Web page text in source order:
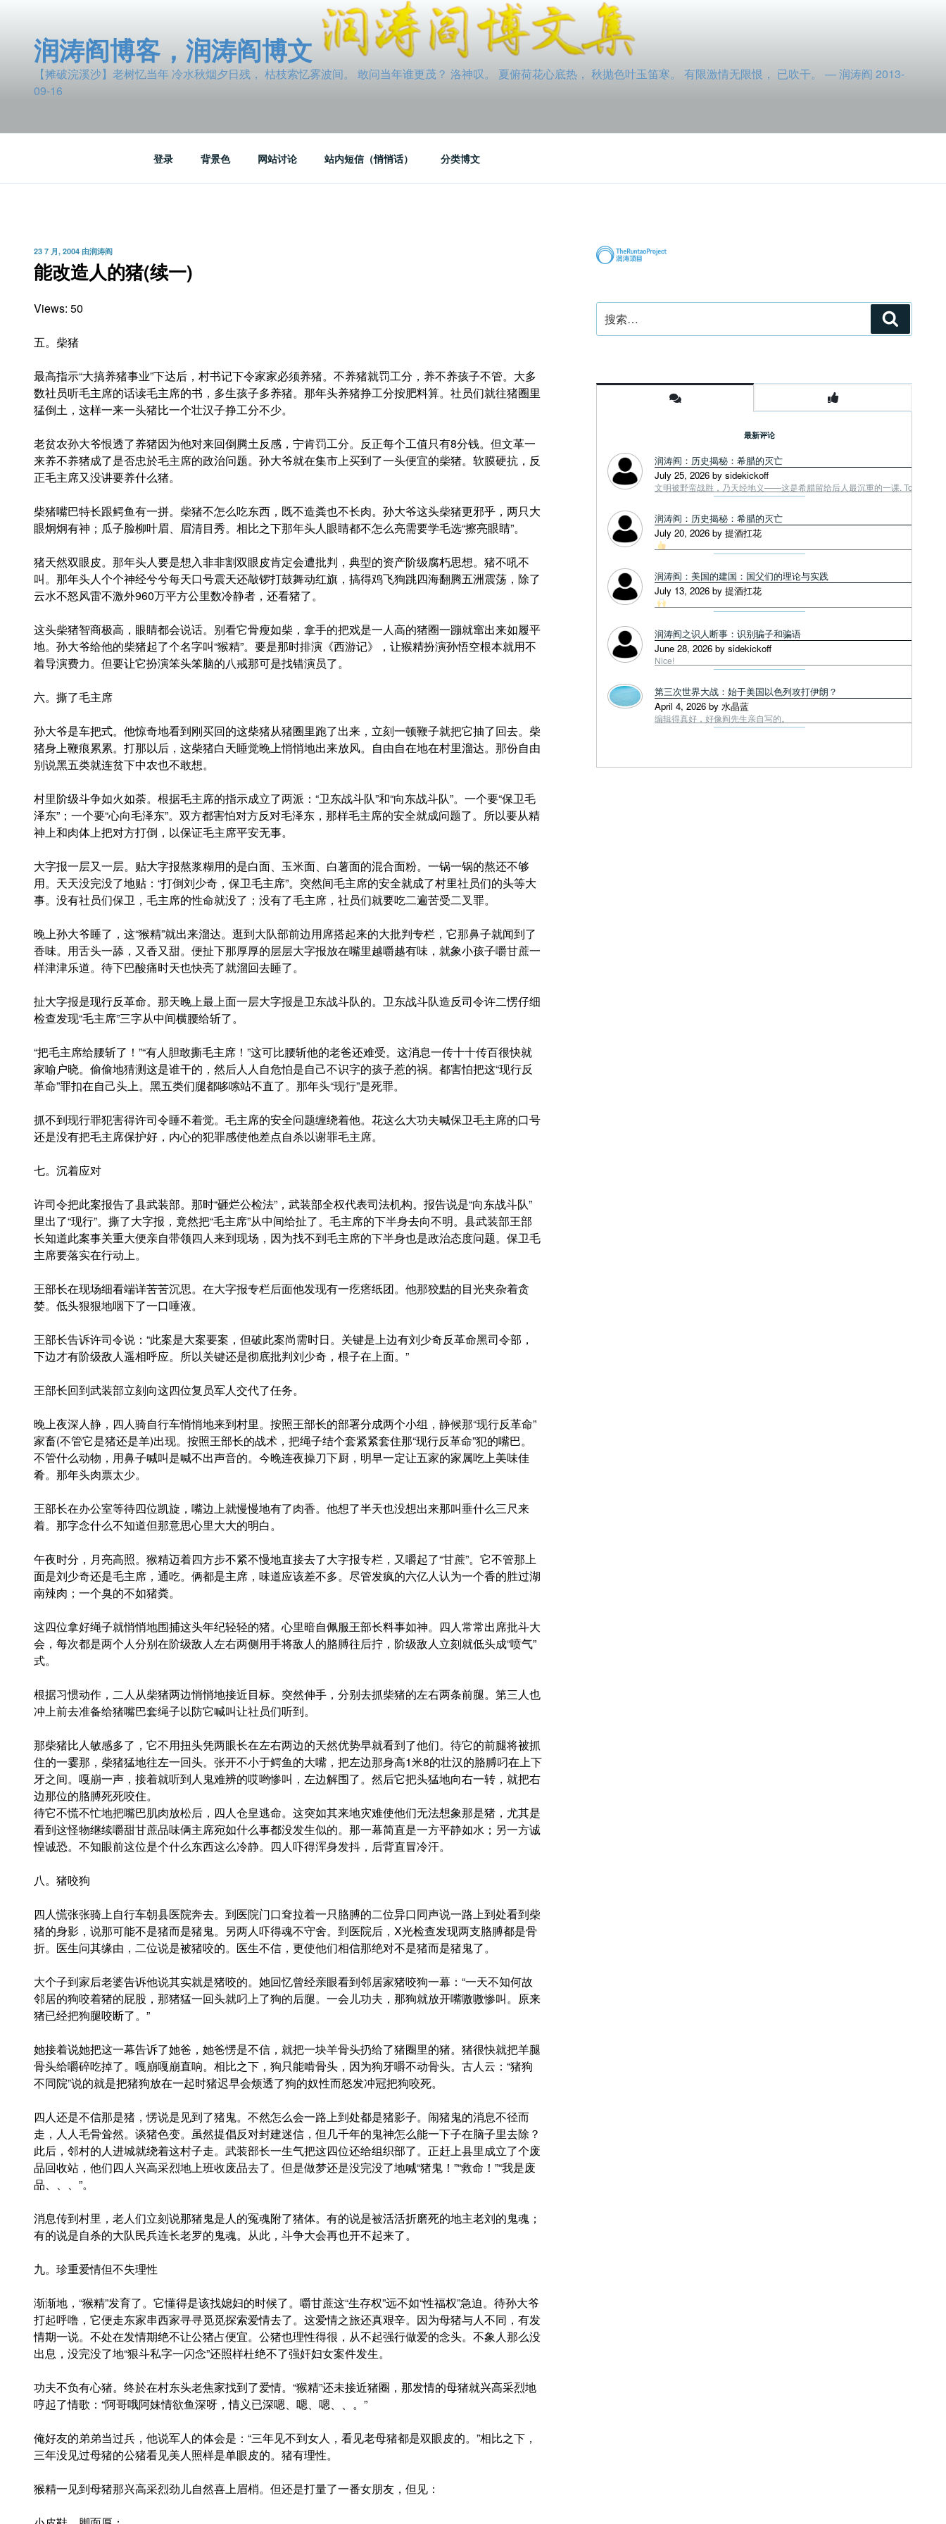
润涛阎博客，润涛阎博文
【摊破浣溪沙】老树忆当年 冷水秋烟夕日残， 枯枝索忆雾波间。 敢问当年谁更茂？ 洛神叹。 夏俯荷花心底热， 秋抛色叶玉笛寒。 有限激情无限恨， 已吹干。 — 润涛阎 2013-
09-16
登录 背景色 网站讨论 站内短信（悄悄话） 分类博文
发
布
于
23 7 月, 2004 由润涛阎
能改造人的猪(续一)
Views: 50
五。柴猪
最高指示“大搞养猪事业”下达后，村书记下令家家必须养猪。不养猪就罚工分，养不养孩子不管。大多
数社员听毛主席的话读毛主席的书，多生孩子多养猪。那年头养猪挣工分按肥料算。社员们就往猪圈里
猛倒土，这样一来一头猪比一个壮汉子挣工分不少。
老贫农孙大爷恨透了养猪因为他对来回倒腾土反感，宁肯罚工分。反正每个工值只有8分钱。但文革一
来养不养猪成了是否忠於毛主席的政治问题。孙大爷就在集市上买到了一头便宜的柴猪。软膜硬抗，反
正毛主席又没讲要养什么猪。
柴猪嘴巴特长跟鳄鱼有一拼。柴猪不怎么吃东西，既不造粪也不长肉。孙大爷这头柴猪更邪乎，两只大
眼炯炯有神；瓜子脸柳叶眉、眉清目秀。相比之下那年头人眼睛都不怎么亮需要学毛选“擦亮眼睛”。
猪天然双眼皮。那年头人要是想入非非割双眼皮肯定会遭批判，典型的资产阶级腐朽思想。猪不吼不
叫。那年头人个个神经兮兮每天口号震天还敲锣打鼓舞动红旗，搞得鸡飞狗跳四海翻腾五洲震荡，除了
云水不怒风雷不激外960万平方公里数冷静者，还看猪了。
这头柴猪智商极高，眼睛都会说话。别看它骨瘦如柴，拿手的把戏是一人高的猪圈一蹦就窜出来如履平
地。孙大爷给他的柴猪起了个名字叫“猴精”。要是那时排演《西游记》，让猴精扮演孙悟空根本就用不
着导演费力。但要让它扮演笨头笨脑的八戒那可是找错演员了。
六。撕了毛主席
孙大爷是车把式。他惊奇地看到刚买回的这柴猪从猪圈里跑了出来，立刻一顿鞭子就把它抽了回去。柴
猪身上鞭痕累累。打那以后，这柴猪白天睡觉晚上悄悄地出来放风。自由自在地在村里溜达。那份自由
别说黑五类就连贫下中农也不敢想。
村里阶级斗争如火如荼。根据毛主席的指示成立了两派：“卫东战斗队”和“向东战斗队”。一个要“保卫毛
泽东”；一个要“心向毛泽东”。双方都害怕对方反对毛泽东，那样毛主席的安全就成问题了。所以要从精
神上和肉体上把对方打倒，以保证毛主席平安无事。
大字报一层又一层。贴大字报熬浆糊用的是白面、玉米面、白薯面的混合面粉。一锅一锅的熬还不够
用。天天没完没了地贴：“打倒刘少奇，保卫毛主席”。突然间毛主席的安全就成了村里社员们的头等大
事。没有社员们保卫，毛主席的性命就没了；没有了毛主席，社员们就要吃二遍苦受二叉罪。
晚上孙大爷睡了，这“猴精”就出来溜达。逛到大队部前边用席搭起来的大批判专栏，它那鼻子就闻到了
香味。用舌头一舔，又香又甜。便扯下那厚厚的层层大字报放在嘴里越嚼越有味，就象小孩子嚼甘蔗一
样津津乐道。待下巴酸痛时天也快亮了就溜回去睡了。
扯大字报是现行反革命。那天晚上最上面一层大字报是卫东战斗队的。卫东战斗队造反司令许二愣仔细
检查发现“毛主席”三字从中间横腰给斩了。
“把毛主席给腰斩了！”“有人胆敢撕毛主席！”这可比腰斩他的老爸还难受。这消息一传十十传百很快就
家喻户晓。偷偷地猜测这是谁干的，然后人人自危怕是自己不识字的孩子惹的祸。都害怕把这“现行反
革命”罪扣在自己头上。黑五类们腿都哆嗦站不直了。那年头“现行”是死罪。
抓不到现行罪犯害得许司令睡不着觉。毛主席的安全问题缠绕着他。花这么大功夫喊保卫毛主席的口号
还是没有把毛主席保护好，内心的犯罪感使他差点自杀以谢罪毛主席。
七。沉着应对
许司令把此案报告了县武装部。那时“砸烂公检法”，武装部全权代表司法机构。报告说是“向东战斗队”
里出了“现行”。撕了大字报，竟然把“毛主席”从中间给扯了。毛主席的下半身去向不明。县武装部王部
长知道此案事关重大便亲自带领四人来到现场，因为找不到毛主席的下半身也是政治态度问题。保卫毛
主席要落实在行动上。
王部长在现场细看端详苦苦沉思。在大字报专栏后面他发现有一疙瘩纸团。他那狡黠的目光夹杂着贪
婪。低头狠狠地咽下了一口唾液。
王部长告诉许司令说：“此案是大案要案，但破此案尚需时日。关键是上边有刘少奇反革命黑司令部，
下边才有阶级敌人遥相呼应。所以关键还是彻底批判刘少奇，根子在上面。”
王部长回到武装部立刻向这四位复员军人交代了任务。
晚上夜深人静，四人骑自行车悄悄地来到村里。按照王部长的部署分成两个小组，静候那“现行反革命”
家畜(不管它是猪还是羊)出现。按照王部长的战术，把绳子结个套紧紧套住那“现行反革命”犯的嘴巴。
不管什么动物，用鼻子喊叫是喊不出声音的。今晚连夜操刀下厨，明早一定让五家的家属吃上美味佳
肴。那年头肉票太少。
王部长在办公室等待四位凯旋，嘴边上就慢慢地有了肉香。他想了半天也没想出来那叫垂什么三尺来
着。那字念什么不知道但那意思心里大大的明白。
午夜时分，月亮高照。猴精迈着四方步不紧不慢地直接去了大字报专栏，又嚼起了“甘蔗”。它不管那上
面是刘少奇还是毛主席，通吃。俩都是主席，味道应该差不多。尽管发疯的六亿人认为一个香的胜过湖
南辣肉；一个臭的不如猪粪。
这四位拿好绳子就悄悄地围捕这头年纪轻轻的猪。心里暗自佩服王部长料事如神。四人常常出席批斗大
会，每次都是两个人分别在阶级敌人左右两侧用手将敌人的胳膊往后拧，阶级敌人立刻就低头成“喷气”
式。
根据习惯动作，二人从柴猪两边悄悄地接近目标。突然伸手，分别去抓柴猪的左右两条前腿。第三人也
冲上前去准备给猪嘴巴套绳子以防它喊叫让社员们听到。
那柴猪比人敏感多了，它不用扭头凭两眼长在左右两边的天然优势早就看到了他们。待它的前腿将被抓
住的一霎那，柴猪猛地往左一回头。张开不小于鳄鱼的大嘴，把左边那身高1米8的壮汉的胳膊叼在上下
牙之间。嘎崩一声，接着就听到人鬼难辨的哎哟惨叫，左边解围了。然后它把头猛地向右一转，就把右
边那位的胳膊死死咬住。
待它不慌不忙地把嘴巴肌肉放松后，四人仓皇逃命。这突如其来地灾难使他们无法想象那是猪，尤其是
看到这怪物继续嚼甜甘蔗品味俩主席宛如什么事都没发生似的。那一幕简直是一方平静如水；另一方诚
惶诚恐。不知眼前这位是个什么东西这么冷静。四人吓得浑身发抖，后背直冒冷汗。
八。猪咬狗
四人慌张张骑上自行车朝县医院奔去。到医院门口耷拉着一只胳膊的二位异口同声说一路上到处看到柴
猪的身影，说那可能不是猪而是猪鬼。另两人吓得魂不守舍。到医院后，X光检查发现两支胳膊都是骨
折。医生问其缘由，二位说是被猪咬的。医生不信，更使他们相信那绝对不是猪而是猪鬼了。
大个子到家后老婆告诉他说其实就是猪咬的。她回忆曾经亲眼看到邻居家猪咬狗一幕：“一天不知何故
邻居的狗咬着猪的屁股，那猪猛一回头就叼上了狗的后腿。一会儿功夫，那狗就放开嘴嗷嗷惨叫。原来
猪已经把狗腿咬断了。”
她接着说她把这一幕告诉了她爸，她爸愣是不信，就把一块羊骨头扔给了猪圈里的猪。猪很快就把羊腿
骨头给嚼碎吃掉了。嘎崩嘎崩直响。相比之下，狗只能啃骨头，因为狗牙嚼不动骨头。古人云：“猪狗
不同院”说的就是把猪狗放在一起时猪迟早会烦透了狗的奴性而怒发冲冠把狗咬死。
四人还是不信那是猪，愣说是见到了猪鬼。不然怎么会一路上到处都是猪影子。闹猪鬼的消息不径而
走，人人毛骨耸然。谈猪色变。虽然提倡反对封建迷信，但几千年的鬼神怎么能一下子在脑子里去除？
此后，邻村的人进城就绕着这村子走。武装部长一生气把这四位还给组织部了。正赶上县里成立了个废
品回收站，他们四人兴高采烈地上班收废品去了。但是做梦还是没完没了地喊“猪鬼！”“救命！”“我是废
品、、、”。
消息传到村里，老人们立刻说那猪鬼是人的冤魂附了猪体。有的说是被活活折磨死的地主老刘的鬼魂；
有的说是自杀的大队民兵连长老罗的鬼魂。从此，斗争大会再也开不起来了。
九。珍重爱情但不失理性
渐渐地，“猴精”发育了。它懂得是该找媳妇的时候了。嚼甘蔗这“生存权”远不如“性福权”急迫。待孙大爷
打起呼噜，它便走东家串西家寻寻觅觅探索爱情去了。这爱情之旅还真艰辛。因为母猪与人不同，有发
情期一说。不处在发情期绝不让公猪占便宜。公猪也理性得很，从不起强行做爱的念头。不象人那么没
出息，没完没了地“狠斗私字一闪念”还照样杜绝不了强奸妇女案件发生。
功夫不负有心猪。终於在村东头老焦家找到了爱情。“猴精”还未接近猪圈，那发情的母猪就兴高采烈地
哼起了情歌：“阿哥哦阿妹情欲鱼深呀，情义已深嗯、嗯、嗯、、。”
俺好友的弟弟当过兵，他说军人的体会是：“三年见不到女人，看见老母猪都是双眼皮的。”相比之下，
三年没见过母猪的公猪看见美人照样是单眼皮的。猪有理性。
猴精一见到母猪那兴高采烈劲儿自然喜上眉梢。但还是打量了一番女朋友，但见：
索：
索
最新评论
润涛阎：历史揭秘：希腊的灭亡
July 25, 2026 by sidekickoff
文明被野蛮战胜，乃天经地义——这是希腊留给后人最沉重的一课. Tough
润涛阎：历史揭秘：希腊的灭亡
July 20, 2026 by 提酒扛花
润涛阎：美国的建国：国父们的理论与实践
July 13, 2026 by 提酒扛花
润涛阎之识人断事：识别骗子和骗语
June 28, 2026 by sidekickoff
Nice!
第三次世界大战：始于美国以色列攻打伊朗？
April 4, 2026 by 水晶蓝
编辑得真好，好像阎先生亲自写的。